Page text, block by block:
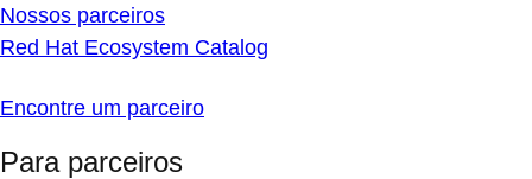
Nossos parceiros
Red Hat Ecosystem Catalog
Encontre um parceiro
Para parceiros